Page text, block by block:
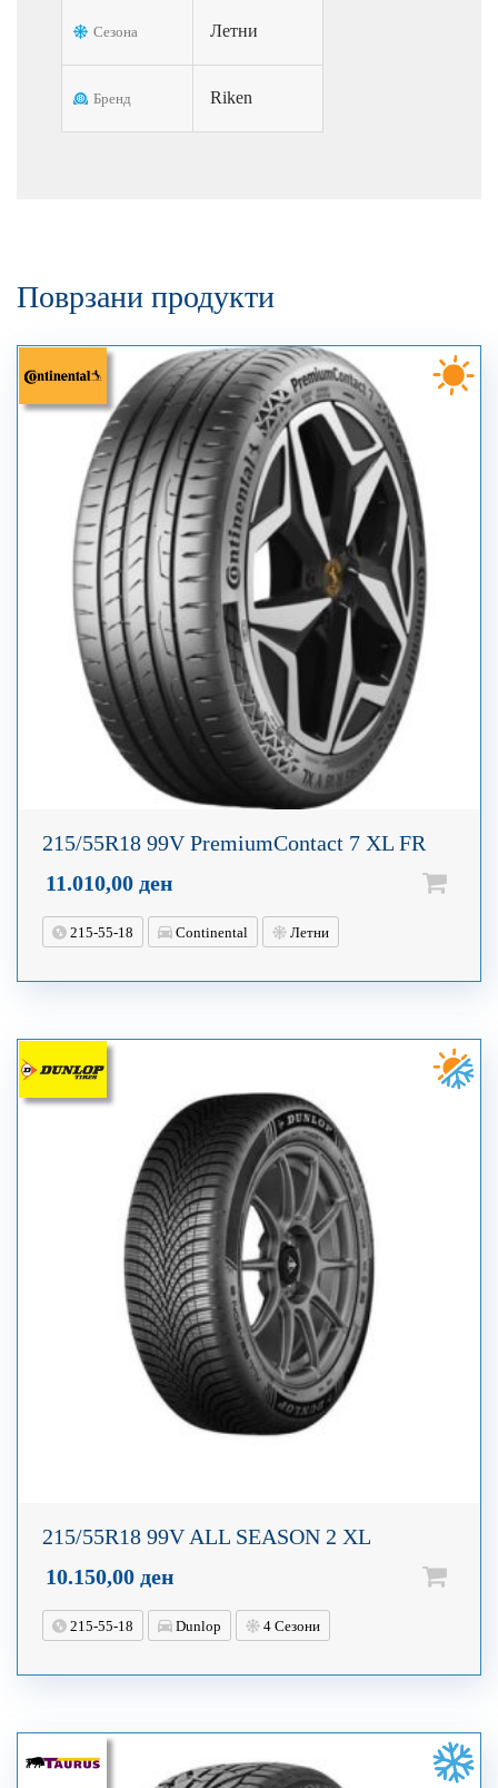
Сезона Летни
Бренд Riken
Поврзани продукти
215/55R18 99V PremiumContact 7 XL FR
11.010,00 ден
215-55-18 Continental Летни
215/55R18 99V ALL SEASON 2 XL
10.150,00 ден
215-55-18 Dunlop 4 Сезони